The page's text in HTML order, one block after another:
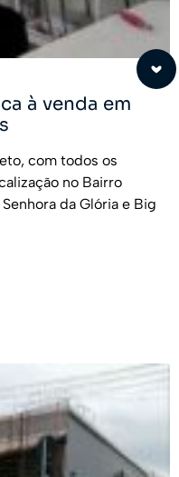
à venda em
com todos os
no Bairro
da Glória e Big